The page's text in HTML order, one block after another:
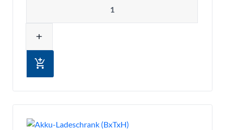
add
add_shopping_cart